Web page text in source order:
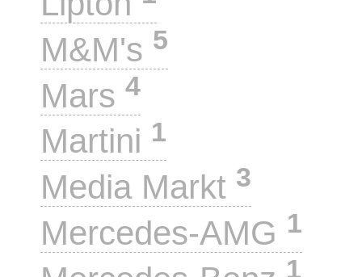
M&M's 5
Mars 4
Martini 1
Media Markt 3
Mercedes-AMG 1
1